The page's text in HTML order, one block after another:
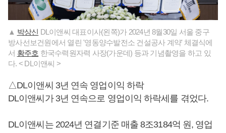
▲ 박상신 DL이앤씨 대표이사(왼쪽)가 2024년 8월30일 서울 중구
방사선보건원에서 열린 '영동양수발전소 건설공사 계약' 체결식에
서 황주호 한국수력원자력 사장(가운데) 등과 기념촬영을 하고 있
다. < DL이앤씨 >
△DL이앤씨 3년 연속 영업이익 하락
DL이앤씨가 3년 연속으로 영업이익 하락세를 겪었다.
DL이앤씨는 2024년 연결기준 매출 8조3184억 원, 영업